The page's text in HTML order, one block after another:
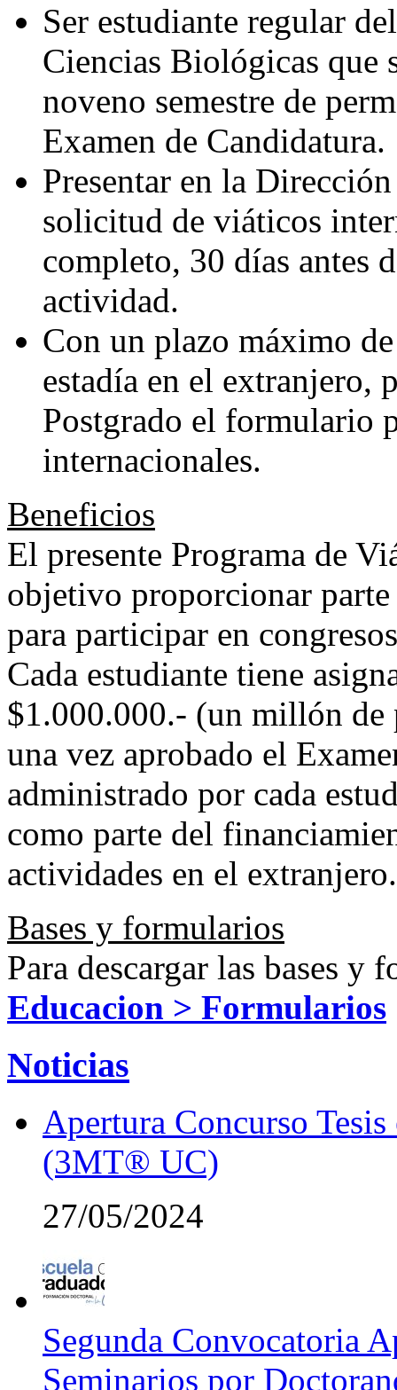
Ser estudiante regular
Ciencias Biológicas que
noveno semestre de
Examen de Candidatura.
Presentar en la
solicitud de viáticos
completo, 30 días antes
actividad.
Con un plazo máximo
estadía en el extranjero,
Postgrado el formulario
internacionales.
Beneficios
El presente Programa de
objetivo proporcionar
para participar en
Cada estudiante tiene
$1.000.000.- (un millón de
una vez aprobado el
administrado por cada
como parte del
actividades en el extranjero.
Bases y formularios
Para descargar las bases y
Educacion > Formularios
Noticias
Apertura Concurso
(3MT® UC)
27/05/2024
Segunda Convocatoria
Seminarios por